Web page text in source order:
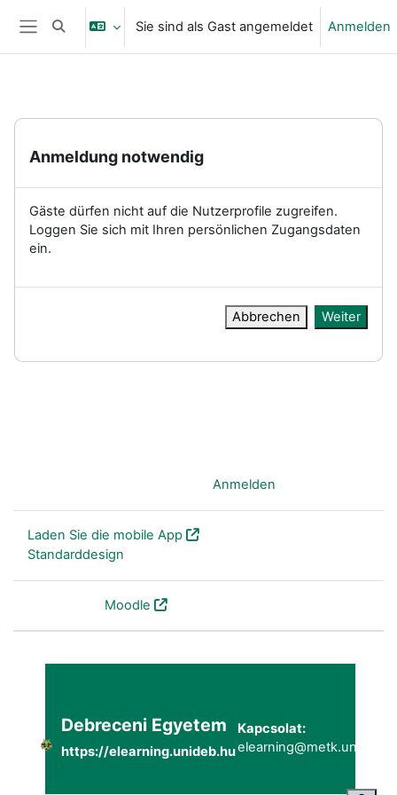
Zum Hauptinhalt
Website-Übersicht
Sucheingabe umschaltenSie sind als Gast angemeldet Anmelden
Anmeldung notwendig
Gäste dürfen nicht auf die Nutzerprofile zugreifen.
Loggen Sie sich mit Ihren persönlichen Zugangsdaten
ein.
Abbrechen Weiter
Anmelden
Laden Sie die mobile App
Standarddesign
Moodle
Debreceni Egyetem
https://elearning.unideb.hu
Kapcsolat: